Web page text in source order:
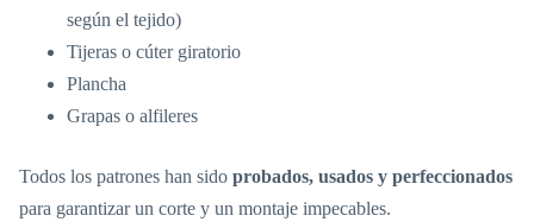
según el tejido)
Tijeras o cúter giratorio
Plancha
Grapas o alfileres
Todos los patrones han sido probados, usados y perfeccionados
para garantizar un corte y un montaje impecables.